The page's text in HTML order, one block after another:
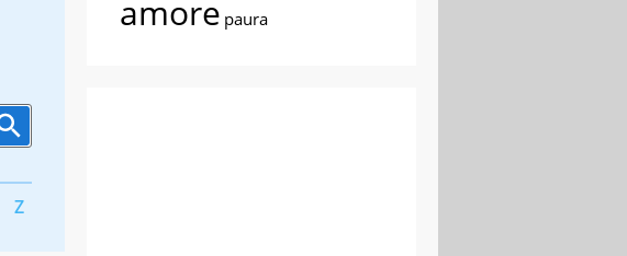
Z
amore paura